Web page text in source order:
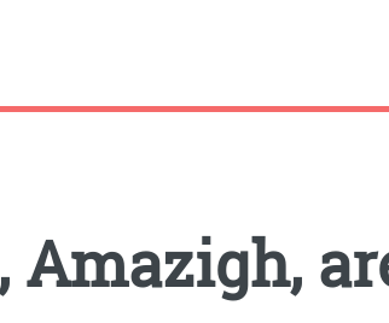
Amazigh,